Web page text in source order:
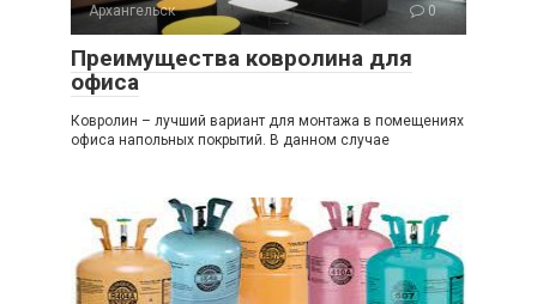
Архангельск 0
Преимущества ковролина для
офиса
Ковролин – лучший вариант для монтажа в помещениях
офиса напольных покрытий. В данном случае